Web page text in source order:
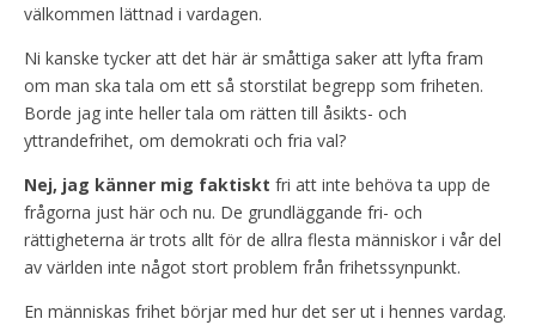
välkommen lättnad i vardagen.
Ni kanske tycker att det här är småttiga saker att lyfta fram
om man ska tala om ett så storstilat begrepp som friheten.
Borde jag inte heller tala om rätten till åsikts- och
yttrandefrihet, om demokrati och fria val?
Nej, jag känner mig faktiskt fri att inte behöva ta upp de
frågorna just här och nu. De grundläggande fri- och
rättigheterna är trots allt för de allra flesta människor i vår del
av världen inte något stort problem från frihetssynpunkt.
En människas frihet börjar med hur det ser ut i hennes vardag.